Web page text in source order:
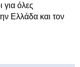
για όλες
Ελλάδα και τον